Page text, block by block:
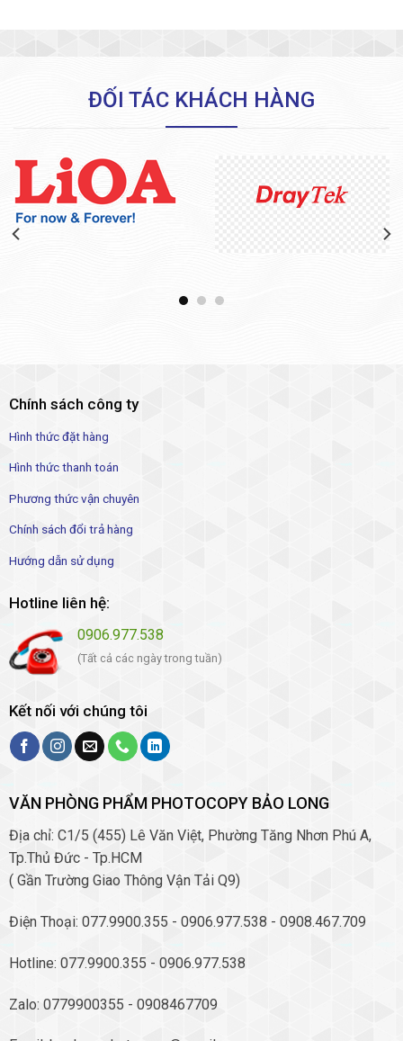
ĐỐI TÁC KHÁCH HÀNG
Chính sách công ty
Hình thức đặt hàng
Hình thức thanh toán
Phương thức vận chuyên
Chính sách đổi trả hàng
Hướng dẫn sử dụng
Hotline liên hệ:
0906.977.538
(Tất cả các ngày trong tuần)
Kết nối với chúng tôi
VĂN PHÒNG PHẨM PHOTOCOPY BẢO LONG
Địa chỉ: C1/5 (455) Lê Văn Việt, Phường Tăng Nhơn Phú A,
Tp.Thủ Đức - Tp.HCM
( Gần Trường Giao Thông Vận Tải Q9)
Điện Thoại: 077.9900.355 - 0906.977.538 - 0908.467.709
Hotline: 077.9900.355 - 0906.977.538
Zalo: 0779900355 - 0908467709